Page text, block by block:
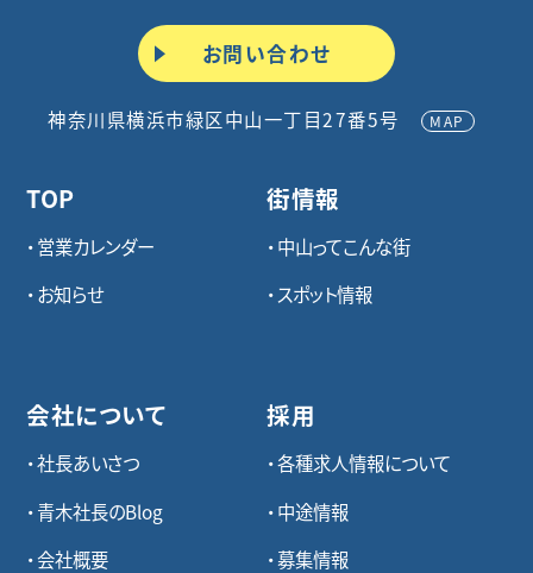
お問い合わせ
神奈川県横浜市緑区中山一丁目27番5号 MAP
TOP
営業カレンダー
お知らせ
会社について
社長あいさつ
青木社長のBlog
会社概要
街情報
中山ってこんな街
スポット情報
採用
各種求⼈情報について
中途情報
募集情報